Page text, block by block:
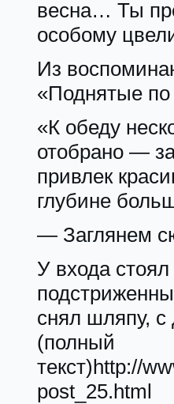
весна… Ты
особому
Из
«Поднятые по
«К обеду
отобрано —
привлек
глубине
— Заглянем
У входа
снял шляпу, с
(полный
текст)http://
post_25.html